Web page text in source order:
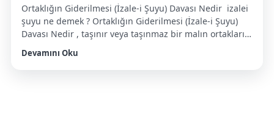
Ortaklığın Giderilmesi (İzale-i Şuyu) Davası Nedir izalei
şuyu ne demek ? Ortaklığın Giderilmesi (İzale-i Şuyu)
Davası Nedir , taşınır veya taşınmaz bir malın ortakları
arasında paydaşlığa son vererek ferdi mülkiyete
geçmek amacıyla açılan davalardır. Bu dava genellikle
Devamını Oku